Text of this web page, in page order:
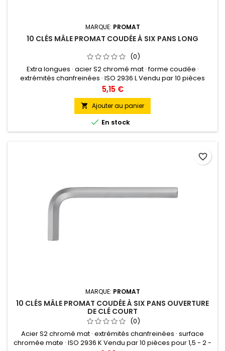
MARQUE: PROMAT
10 CLÉS MÂLE PROMAT COUDÉE À SIX PANS LONG
(0)
Extra longues · acier S2 chromé mat · forme coudée ·
extrémités chanfreinées · ISO 2936 L Vendu par 10 pièces
pour 1,5 - 2 - 2,5 - 3 - 4 - 5 - 6 Vendu par 1 pièce pour 8 - 10 -
12- 14 - 17 - 19
Prix
5,15 €
 Ajouter au panier
 En stock
MARQUE: PROMAT
10 CLÉS MÂLE PROMAT COUDÉE À SIX PANS OUVERTURE
DE CLÉ COURT
(0)
Acier S2 chromé mat · extrémités chanfreinées · surface
chromée mate · ISO 2936 K Vendu par 10 pièces pour 1,5 - 2 -
favorite_border